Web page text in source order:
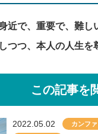
近で、重要で、難し
つつ、本人の人生を
この記事を
2022.05.02 カンフ